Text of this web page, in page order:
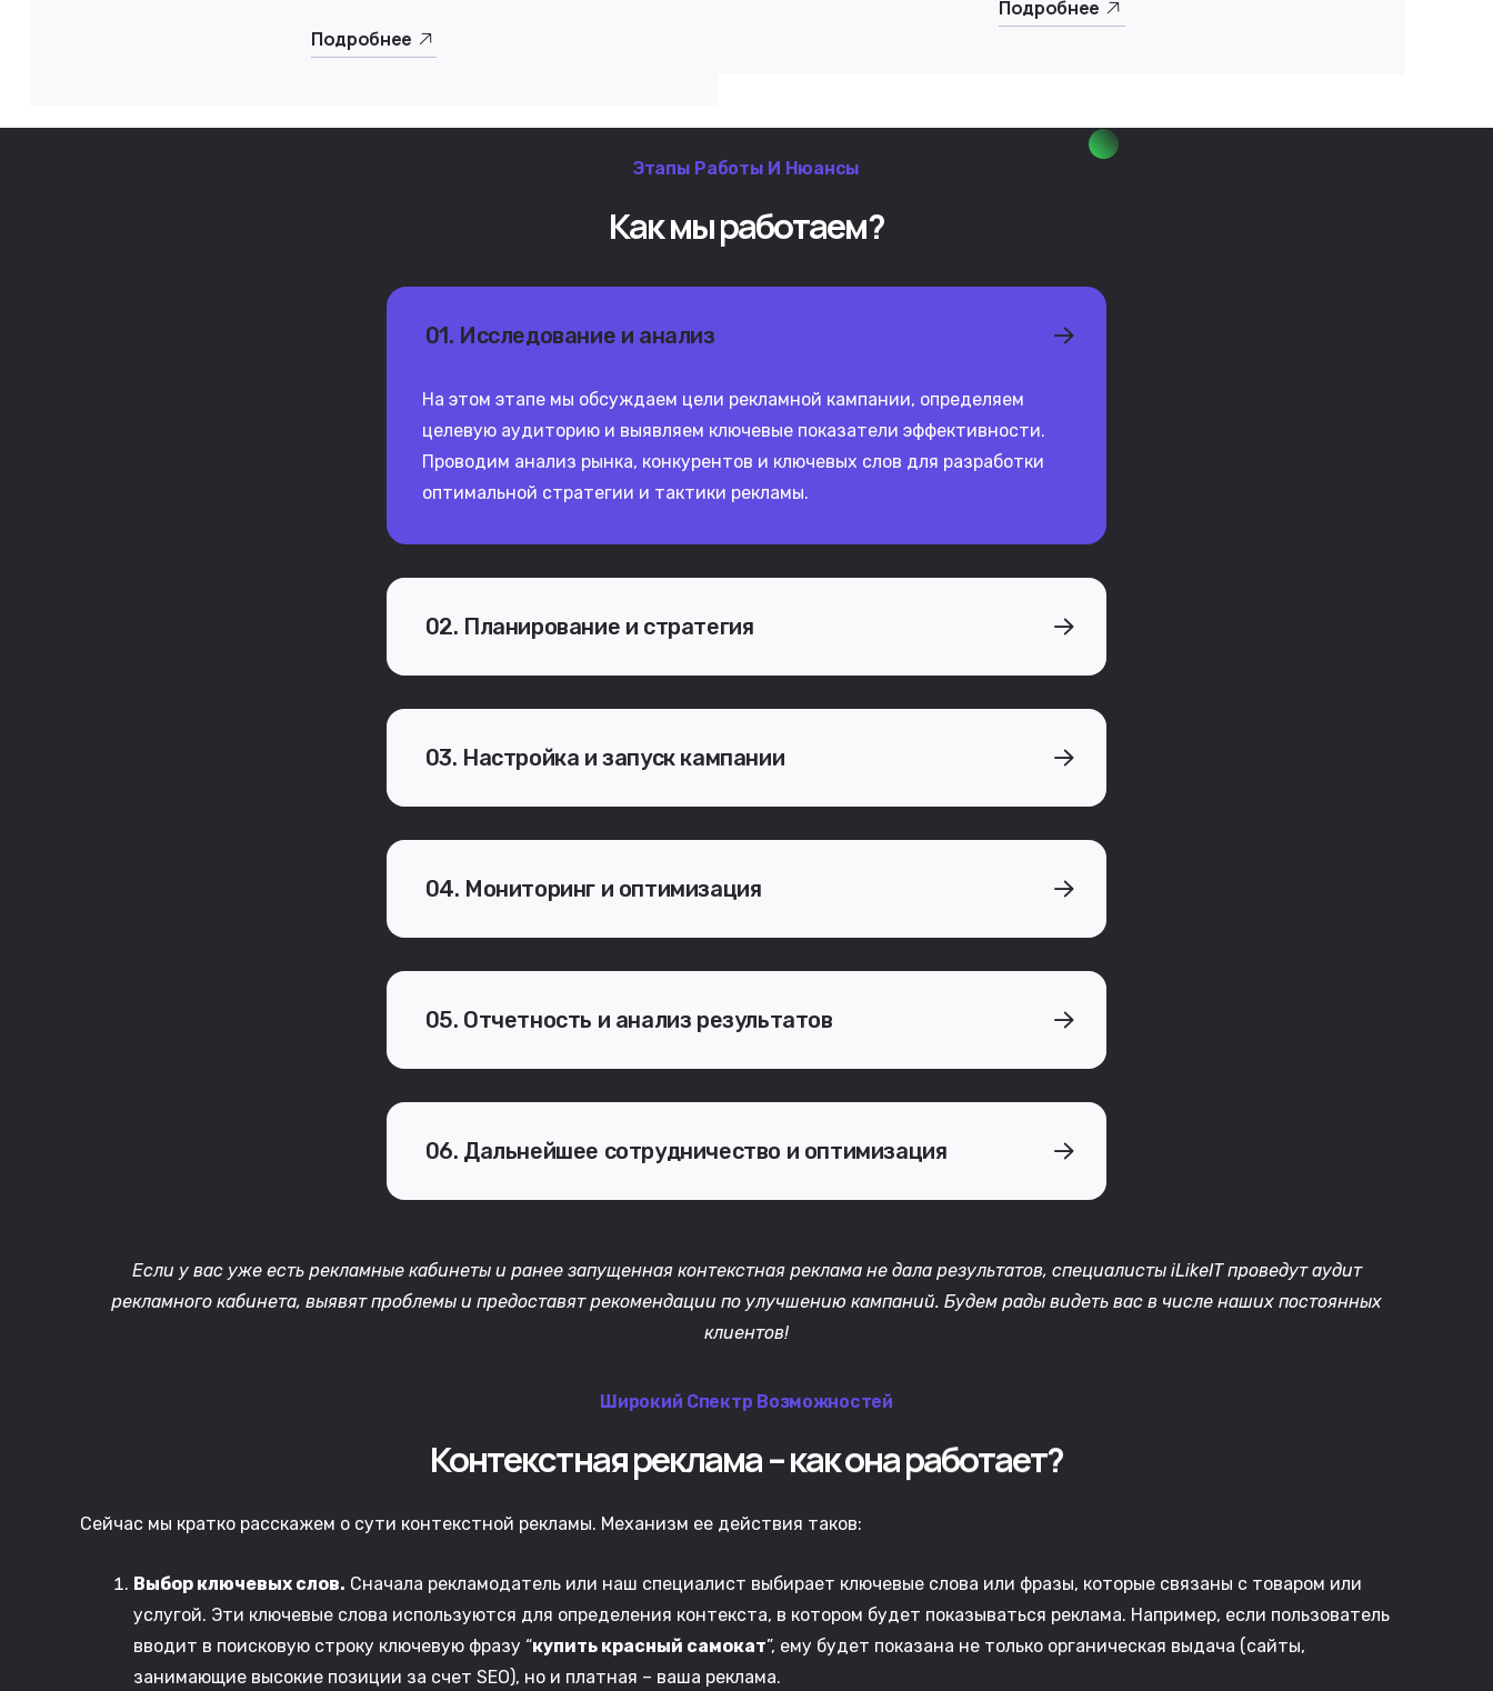
Подробнее
Подробнее
Этапы Работы И Нюансы
Какмыработаем?
01. Исследование и анализ
На этом этапе мы обсуждаем цели рекламной кампании, определяем
целевую аудиторию и выявляем ключевые показатели эффективности.
Проводим анализ рынка, конкурентов и ключевых слов для разработки
оптимальной стратегии и тактики рекламы.
02. Планирование и стратегия
03. Настройка и запуск кампании
04. Мониторинг и оптимизация
05. Отчетность и анализ результатов
06. Дальнейшее сотрудничество и оптимизация
Если у вас уже есть рекламные кабинеты и ранее запущенная контекстная реклама не дала результатов, специалисты iLikeIT проведут аудит
рекламного кабинета, выявят проблемы и предоставят рекомендации по улучшению кампаний. Будем рады видеть вас в числе наших постоянных
клиентов!
Широкий Спектр Возможностей
Контекстнаяреклама–каконаработает?
Сейчас мы кратко расскажем о сути контекстной рекламы. Механизм ее действия таков:
Выбор ключевых слов. Сначала рекламодатель или наш специалист выбирает ключевые слова или фразы, которые связаны с товаром или
услугой. Эти ключевые слова используются для определения контекста, в котором будет показываться реклама. Например, если пользователь
вводит в поисковую строку ключевую фразу “купить красный самокат”, ему будет показана не только органическая выдача (сайты,
занимающие высокие позиции за счет SEO), но и платная – ваша реклама.